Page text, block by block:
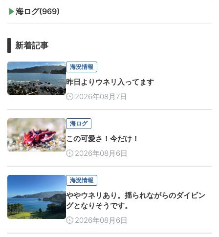
海ログ(969)
新着記事
海況情報
昨日よりウネリ入ってます
2026年08月7日
海ログ
この可愛さ！今だけ！
2026年08月6日
海況情報
ややウネリあり。揺られながらのダイビン
グとなりそうです。
2026年08月6日